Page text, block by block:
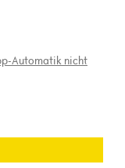
Automatik nicht